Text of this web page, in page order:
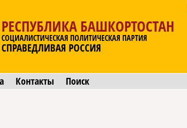
РЕСПУБЛИКА БАШКОРТОСТАН
СОЦИАЛИСТИЧЕСКАЯ ПОЛИТИЧЕСКАЯ ПАРТИЯ
СПРАВЕДЛИВАЯ РОССИЯ
Контакты Поиск